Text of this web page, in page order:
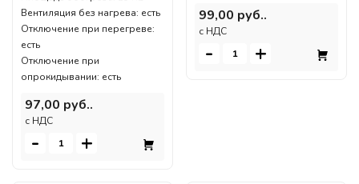
Вентиляция без нагрева: есть
Отключение при перегреве:
есть
Отключение при
опрокидывании: есть
97,00 руб..
c НДС
- +
99,00 руб..
c НДС
- +